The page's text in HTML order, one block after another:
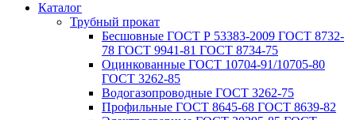
Каталог
Трубный прокат
Беcшовные ГОСТ Р 53383-2009 ГОСТ 8732-
78 ГОСТ 9941-81 ГОСТ 8734-75
Оцинкованные ГОСТ 10704-91/10705-80
ГОСТ 3262-85
Водогазопроводные ГОСТ 3262-75
Профильные ГОСТ 8645-68 ГОСТ 8639-82